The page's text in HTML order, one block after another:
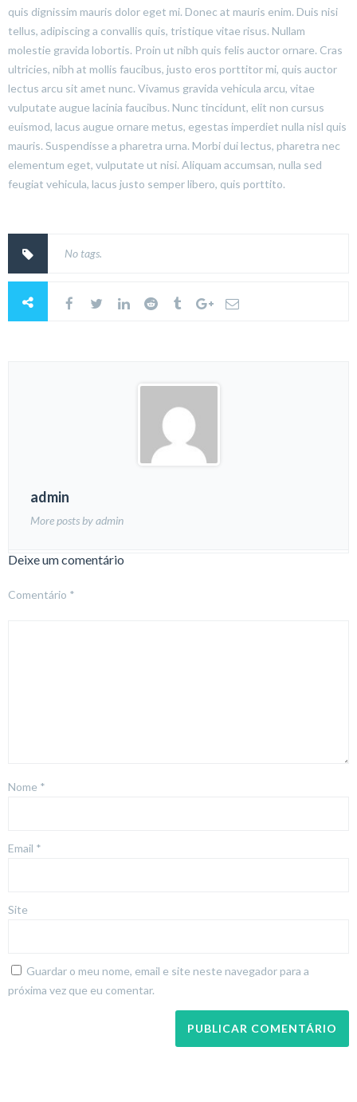
quis dignissim mauris dolor eget mi. Donec at mauris enim. Duis nisi
tellus, adipiscing a convallis quis, tristique vitae risus. Nullam
molestie gravida lobortis. Proin ut nibh quis felis auctor ornare. Cras
ultricies, nibh at mollis faucibus, justo eros porttitor mi, quis auctor
lectus arcu sit amet nunc. Vivamus gravida vehicula arcu, vitae
vulputate augue lacinia faucibus. Nunc tincidunt, elit non cursus
euismod, lacus augue ornare metus, egestas imperdiet nulla nisl quis
mauris. Suspendisse a pharetra urna. Morbi dui lectus, pharetra nec
elementum eget, vulputate ut nisi. Aliquam accumsan, nulla sed
feugiat vehicula, lacus justo semper libero, quis porttito.
No tags.
admin
More posts by admin
Deixe um comentário
Comentário *
Nome *
Email *
Site
Guardar o meu nome, email e site neste navegador para a
próxima vez que eu comentar.